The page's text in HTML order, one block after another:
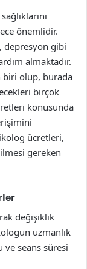
önemlidir.
depresyon gibi
almaktadır.
biri olup, burada
birçok
konusunda
ücretleri,
gereken
değişiklik
uzmanlık
ve seans süresi